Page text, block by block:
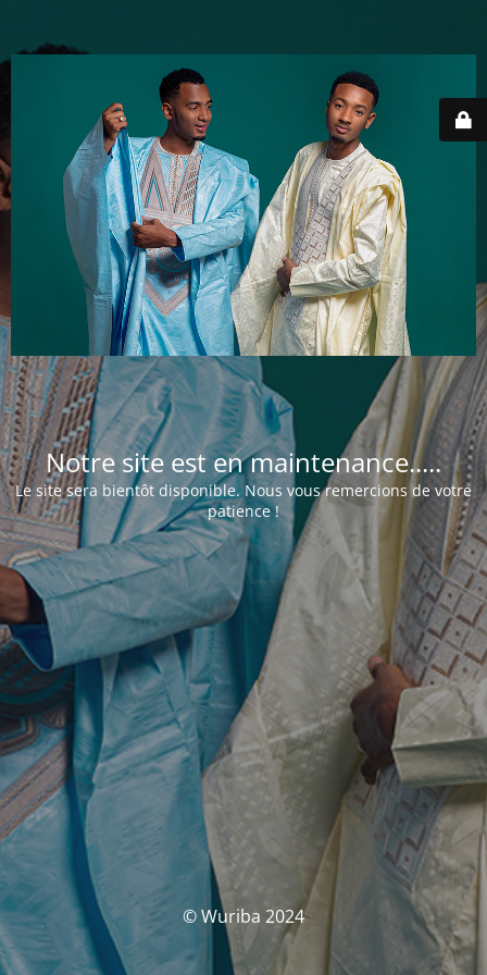
Notre site est en maintenance.....
Le site sera bientôt disponible. Nous vous remercions de votre
patience !
© Wuriba 2024